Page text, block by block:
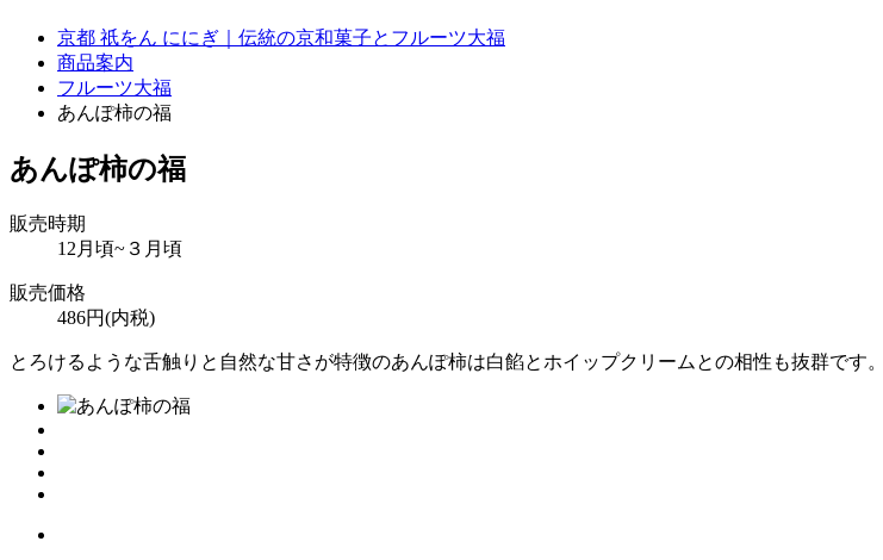
京都 祇をん ににぎ｜伝統の京和菓子とフルーツ大福
商品案内
フルーツ大福
あんぽ柿の福
あんぽ柿の福
販売時期
12月頃~３月頃
販売価格
486円(内税)
とろけるような舌触りと自然な甘さが特徴のあんぽ柿は白餡とホイップクリームとの相性も抜群です。